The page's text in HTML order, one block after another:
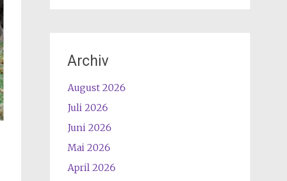
Archiv
August 2026
Juli 2026
Juni 2026
Mai 2026
April 2026